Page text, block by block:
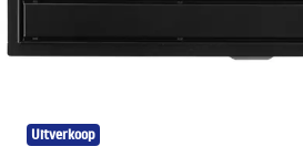
Uitverkoop